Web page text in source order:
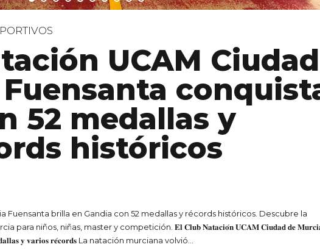
UCAM Ciudad
conquista
52 medallas y
históricos
para niños, niñas, master y competición. 𝐄𝐥 𝐂𝐥𝐮𝐛 𝐍𝐚𝐭𝐚𝐜𝐢𝐨́𝐧 𝐔𝐂𝐀𝐌 𝐂𝐢𝐮𝐝𝐚𝐝 𝐝𝐞 𝐌𝐮𝐫𝐜𝐢𝐚
CONTINUE READING